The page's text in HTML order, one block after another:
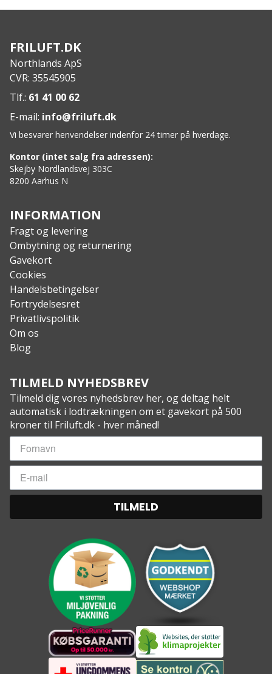
FRILUFT.DK
Northlands ApS
CVR: 35545905
Tlf.: 61 41 00 62
E-mail: info@friluft.dk
Vi besvarer henvendelser indenfor 24 timer på hverdage.
Kontor (intet salg fra adressen):
Skejby Nordlandsvej 303C
8200 Aarhus N
INFORMATION
Fragt og levering
Ombytning og returnering
Gavekort
Cookies
Handelsbetingelser
Fortrydelsesret
Privatlivspolitik
Om os
Blog
TILMELD NYHEDSBREV
Tilmeld dig vores nyhedsbrev her, og deltag helt
automatisk i lodtrækningen om et gavekort på 500
kroner til Friluft.dk - hver måned!
TILMELD